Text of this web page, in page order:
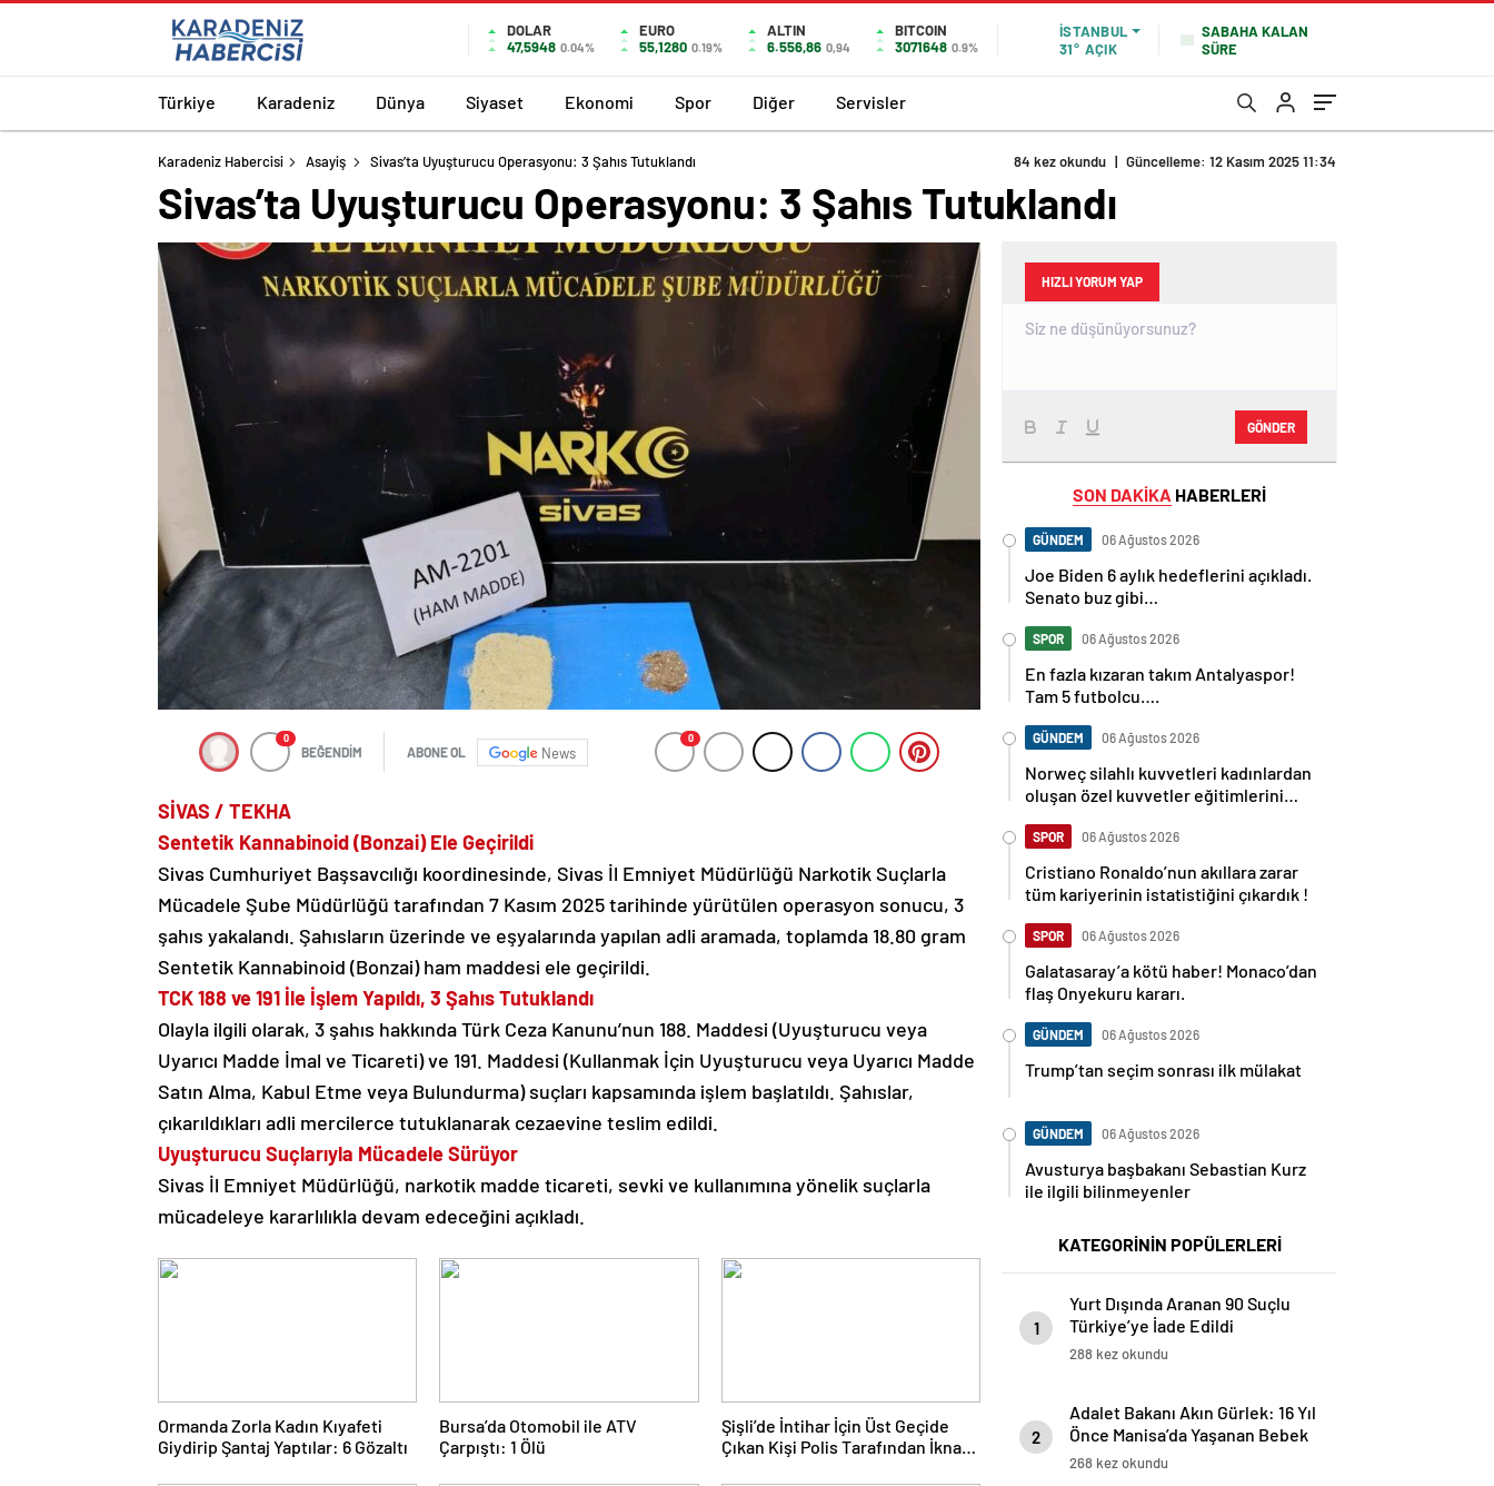
DOLAR
47,5948 0.04%
EURO
55,1280 0.19%
ALTIN
6.556,86 0,94
BITCOIN
3071648 0.9%
İSTANBUL
31° AÇIK
SABAHA KALAN
SÜRE
Türkiye Karadeniz Dünya Siyaset Ekonomi Spor Diğer Servisler
Karadeniz Habercisi Asayiş Sivas’ta Uyuşturucu Operasyonu: 3 Şahıs Tutuklandı 84 kez okundu | Güncelleme: 12 Kasım 2025 11:34
Sivas’ta Uyuşturucu Operasyonu: 3 Şahıs Tutuklandı
0
BEĞENDİM ABONE OL News
0
SİVAS / TEKHA
Sentetik Kannabinoid (Bonzai) Ele Geçirildi
Sivas Cumhuriyet Başsavcılığı koordinesinde, Sivas İl Emniyet Müdürlüğü Narkotik Suçlarla
Mücadele Şube Müdürlüğü tarafından 7 Kasım 2025 tarihinde yürütülen operasyon sonucu, 3
şahıs yakalandı. Şahısların üzerinde ve eşyalarında yapılan adli aramada, toplamda 18.80 gram
Sentetik Kannabinoid (Bonzai) ham maddesi ele geçirildi.
TCK 188 ve 191 İle İşlem Yapıldı, 3 Şahıs Tutuklandı
Olayla ilgili olarak, 3 şahıs hakkında Türk Ceza Kanunu’nun 188. Maddesi (Uyuşturucu veya
Uyarıcı Madde İmal ve Ticareti) ve 191. Maddesi (Kullanmak İçin Uyuşturucu veya Uyarıcı Madde
Satın Alma, Kabul Etme veya Bulundurma) suçları kapsamında işlem başlatıldı. Şahıslar,
çıkarıldıkları adli mercilerce tutuklanarak cezaevine teslim edildi.
Uyuşturucu Suçlarıyla Mücadele Sürüyor
Sivas İl Emniyet Müdürlüğü, narkotik madde ticareti, sevki ve kullanımına yönelik suçlarla
mücadeleye kararlılıkla devam edeceğini açıkladı.
Ormanda Zorla Kadın Kıyafeti
Giydirip Şantaj Yaptılar: 6 Gözaltı
Bursa’da Otomobil ile ATV
Çarpıştı: 1 Ölü
Şişli’de İntihar İçin Üst Geçide
Çıkan Kişi Polis Tarafından İkna
HIZLI YORUM YAP
GÖNDER
SON DAKİKA HABERLERİ
GÜNDEM 06 Ağustos 2026
Joe Biden 6 aylık hedeflerini açıkladı.
Senato buz gibi…
SPOR 06 Ağustos 2026
En fazla kızaran takım Antalyaspor!
Tam 5 futbolcu….
GÜNDEM 06 Ağustos 2026
Norweç silahlı kuvvetleri kadınlardan
oluşan özel kuvvetler eğitimlerini
SPOR 06 Ağustos 2026
Cristiano Ronaldo’nun akıllara zarar
tüm kariyerinin istatistiğini çıkardık !
SPOR 06 Ağustos 2026
Galatasaray’a kötü haber! Monaco’dan
flaş Onyekuru kararı.
GÜNDEM 06 Ağustos 2026
Trump’tan seçim sonrası ilk mülakat
GÜNDEM 06 Ağustos 2026
Avusturya başbakanı Sebastian Kurz
ile ilgili bilinmeyenler
KATEGORİNİN POPÜLERLERİ
1
Yurt Dışında Aranan 90 Suçlu
Türkiye’ye İade Edildi
288 kez okundu
2
Adalet Bakanı Akın Gürlek: 16 Yıl
Önce Manisa’da Yaşanan Bebek
Ölümü Hadisesi Aydınlatıldı
268 kez okundu